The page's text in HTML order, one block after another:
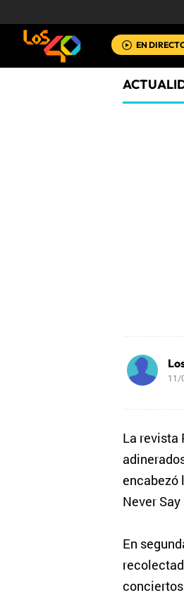
EN
11/
La revista
encabezó
Never
En